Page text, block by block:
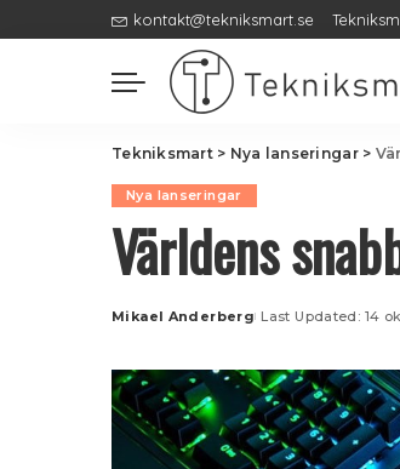
kontakt@tekniksmart.se
Tekniksmart> Nya lanseringar>
Nya lanseringar
Världens
Posted
Mikael Anderberg Last Updated: 14